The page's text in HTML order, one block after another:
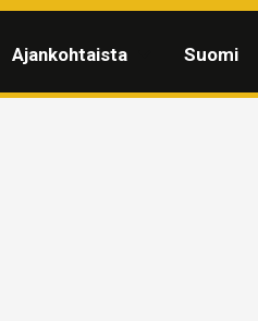
Ajankohtaista Suomi